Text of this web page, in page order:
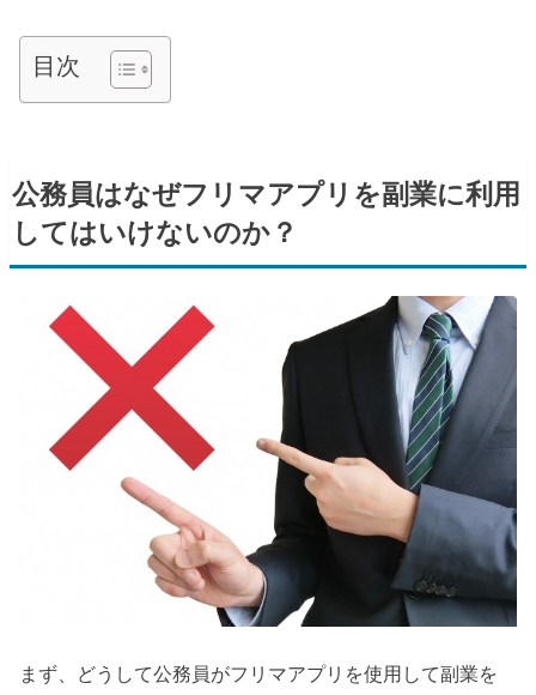
目次
公務員はなぜフリマアプリを副業に利用
してはいけないのか？
まず、どうして公務員がフリマアプリを使用して副業を